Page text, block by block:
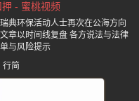
- 蜜桃视频
典环保活动人士再次在公海方向
章以时间线复盘 各方说法与法律
与风险提示
行简